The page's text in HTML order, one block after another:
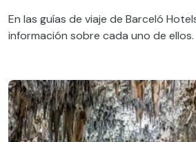
En las guías de viaje de Barceló
información sobre cada uno de ellos.